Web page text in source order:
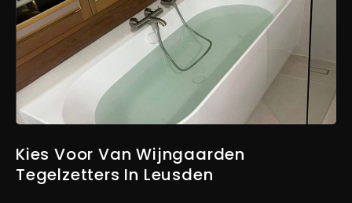
Kies Voor Van Wijngaarden
Tegelzetters In Leusden